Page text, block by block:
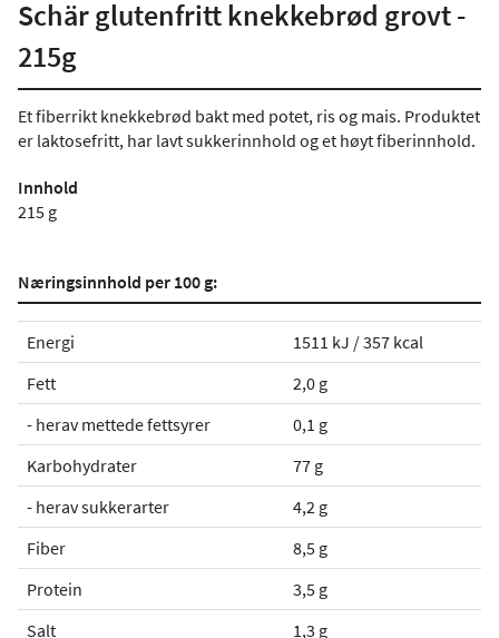
Schär glutenfritt knekkebrød grovt -
215g
Et fiberrikt knekkebrød bakt med potet, ris og mais. Produktet
er laktosefritt, har lavt sukkerinnhold og et høyt fiberinnhold.
Innhold
215 g
Næringsinnhold per 100 g:
Energi
1511 kJ / 357 kcal
Fett
2,0 g
- herav mettede fettsyrer
0,1 g
Karbohydrater
77 g
- herav sukkerarter
4,2 g
Fiber
8,5 g
Protein
3,5 g
Salt
1,3 g